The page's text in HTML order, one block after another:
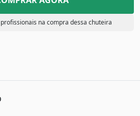
na compra dessa chuteira